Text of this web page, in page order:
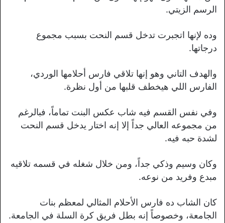
الرسم الزيتي.
وده لإنها اتجبرت تدخل قسم النحت بسبب مجموع
درجاتها.
والهدف التاني وهو إنها تلاقي فارس أحلامها الوردي،
الفارس اللي هيخطف قلبها من أول نظرة.
وفي نفس القسم فيه شاب عكس البنت تماماً، فبالرغم
من مجموعه العالي جداً إلا إنه اختار يدخل قسم النحت
لشدة حبه فيه.
وكان وسيم وذكي جداً، ومن خلال شغله في قسمه تلاقيه
مبدع وفريد من نوعه.
كان الشاب ده فارس الأحلام المثالي لمعظم بنات
الجامعة، وخصوصاً إنه بطل فريق كرة السلة في الجامعة.